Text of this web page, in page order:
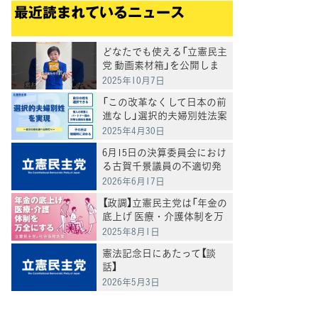
最近読まれているニュース
どなたでも使える「立憲民主
党 動画素材箱」を公開しま
した
2025年10月7日
「この改革なくして日本の前
進なし」選択的夫婦別姓法案
を提出
2025年4月30日
6月15日の決算委員会におけ
る古賀千景議員の不適切発
言と処分について
2026年6月17日
【政調】立憲民主党は「年金の
底上げ 医療・介護体制を万
全にする」
2025年8月1日
憲法記念日にあたって【談
話】
2026年5月3日